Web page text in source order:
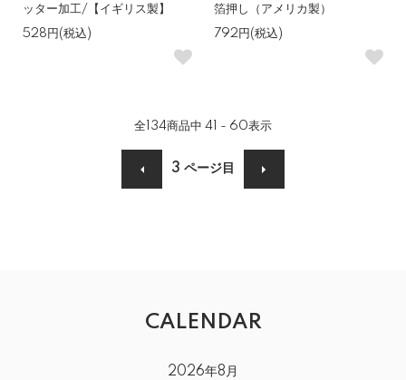
ッター加工/【イギリス製】
528円(税込)
箔押し（アメリカ製）
792円(税込)
全 134商品中 41 - 60表示
3 ページ目
CALENDAR
2026年8月